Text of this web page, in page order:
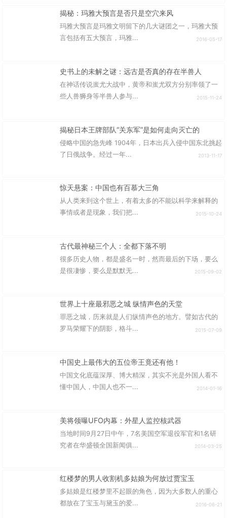
揭秘：玛雅大预言是否只是空穴来风
玛雅大预言是玛雅文明留下的几大谜团之一，玛雅大预
言包括有五大预言，玛雅...
2016-05-17
史书上的未解之谜：远古是否真的存在半兽人
在神话传说蚩尤大战中，黄帝和蚩尤双方分别率领了一
些人兽狮身等半兽人参与...
2015-11-24
揭秘日本王牌部队“关东军”是如何走向灭亡的
侵略中国的急先峰 1904年，日本出兵入侵中国东北挑起
了日俄战争。经过一年...
2013-11-17
惊天悬案：中国也有百慕大三角
从人类来到这个世上，有着太多的不能以科学来解释的
事情或者是现象，我们把...
2015-10-24
古代最神秘三个人：全都下落不明
很多历史人物，都是盛名一时，然而最后的下场，要么
是很凄惨，要么是默默无...
2015-09-02
世界上十座最邪恶之城 纵情声色的天堂
罪恶之城，历来就是人们纵情声色的地方。譬如古代的
罗马荣耀下的阴影，格斗...
2015-07-09
中国史上最伟大的五位帝王竟还有他！
中国文化底蕴深厚、博大精深，其实不光是外国人看不
懂中国人，中国人也不一...
2014-01-16
美将领曝UFO内幕：外星人监控核武器
当地时间9月27日中午，7名美国空军退役军官和1名研
究者在华盛顿全国新闻俱...
2014-03-25
红楼梦的男人收割机多姑娘为何放过贾宝玉
多姑娘是红楼梦里不起眼的角色，因为大多数人的重心
都放在了宝玉与黛玉的爱...
2016-06-21